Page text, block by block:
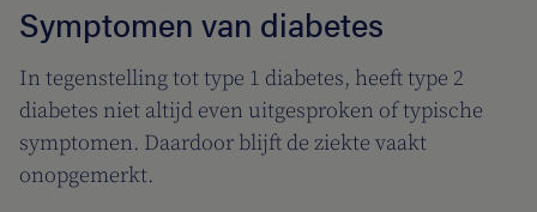
Symptomen van diabetes
In tegenstelling tot type 1 diabetes, heeft type 2
diabetes niet altijd even uitgesproken of typische
symptomen. Daardoor blijft de ziekte vaakt
onopgemerkt.